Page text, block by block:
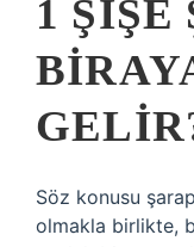
1 ŞIŞE
Söz konusu
olmakla birlikte,